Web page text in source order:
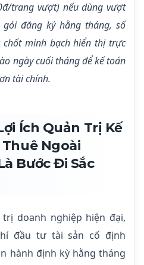
trang vượt) nếu dùng vượt
đăng ký hằng tháng, số
minh bạch hiển thị trực
ngày cuối tháng để kế toán
tài chính.
Ích Quản Trị Kế
Thuê Ngoài
Bước Đi Sắc
doanh nghiệp hiện đại,
đầu tư tài sản cố định
hành định kỳ hằng tháng